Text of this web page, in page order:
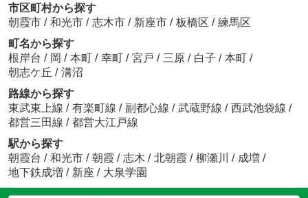
市区町村から探す
朝霞市 / 和光市 / 志木市 / 新座市 / 板橋区 / 練馬区
町名から探す
根岸台 / 岡 / 本町 / 幸町 / 宮戸 / 三原 / 白子 / 本町 /
朝志ケ丘 / 溝沼
路線から探す
東武東上線 / 有楽町線 / 副都心線 / 武蔵野線 / 西武池袋線 /
都営三田線 / 都営大江戸線
駅から探す
朝霞台 / 和光市 / 朝霞 / 志木 / 北朝霞 / 柳瀬川 / 成増 /
地下鉄成増 / 新座 / 大泉学園